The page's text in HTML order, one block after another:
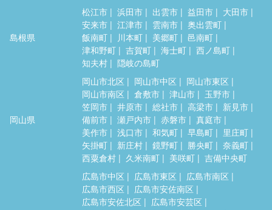
島根県
松江市 浜田市 出雲市 益田市
大田市
安来市
江津市 雲南市
奥出雲町
飯南町
川本町 美郷町
邑南町
津和野町
吉賀町 海士町
西ノ島町
知夫村
隠岐の島町
岡山県
岡山市北区 岡山市中区
岡山市東区
岡山市南区
倉敷市 津山市
玉野市
笠岡市
井原市 総社市 高梁市
新見市
備前市
瀬戸内市 赤磐市
真庭市
美作市
浅口市 和気町 早島町
里庄町
矢掛町
新庄村 鏡野町 勝央町
奈義町
西粟倉村
久米南町 美咲町 吉備中央町
広島市中区 広島市東区
広島市南区
広島市西区
広島市安佐南区
広島市安佐北区
広島市安芸区